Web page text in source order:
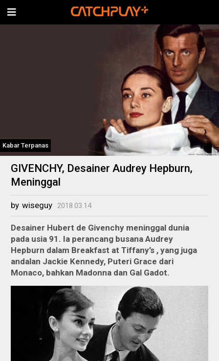
Kabar Terpanas
GIVENCHY, Desainer Audrey Hepburn,
Meninggal
by wiseguy 2018.03.14
Desainer Hubert de Givenchy meninggal dunia
pada usia 91. Ia perancang busana Audrey
Hepburn dalam Breakfast at Tiffany’s , yang juga
andalan Jackie Kennedy, Puteri Grace dari
Monaco, bahkan Madonna dan Gal Gadot.